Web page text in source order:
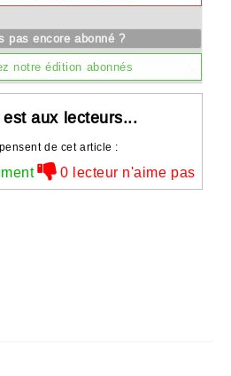
pas encore abonné ?
notre édition abonnés
aux lecteurs...
de cet article :
0 lecteur n'aime pas